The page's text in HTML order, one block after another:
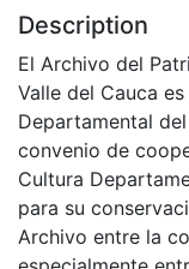
Description
El Archivo del
Valle del Cauca
Departamental
convenio de
Cultura
para su
Archivo entre la